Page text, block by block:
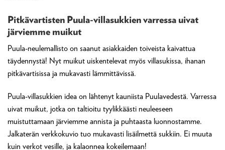
Pitkävartisten Puula-villasukkien varressa uivat
järviemme muikut
Puula-neulemallisto on saanut asiakkaiden toiveista kaivattua
täydennystä! Nyt muikut uiskentelevat myös villasukissa, ihanan
pitkävartisissa ja mukavasti lämmittävissä.
Puula-villasukkien idea on lähtenyt kauniista Puulavedestä. Varressa
uivat muikut, jotka on taltioitu tyylikkäästi neuleeseen
muistuttamaan järviemme annista ja puhtaasta luonnostamme.
Jalkaterän verkkokuvio tuo mukavasti lisäilmettä sukkiin. Ei muuta
kuin verkot vesille, ja kalaonnea kokeilemaan!